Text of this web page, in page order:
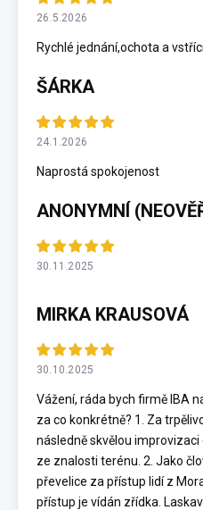
26.5.2026
Rychlé jednání,ochota a
ŠÁRKA
24.1.2026
Naprostá spokojenost
ANONYMNÍ
30.11.2025
MIRKA KRAUSOVÁ
30.10.2025
Vážení, ráda bych firmě IBA
za co konkrétně? 1. Za
následně skvělou
ze znalosti terénu. 2. Jako
převelice za přístup lidí z
přístup je vídán zřídka.